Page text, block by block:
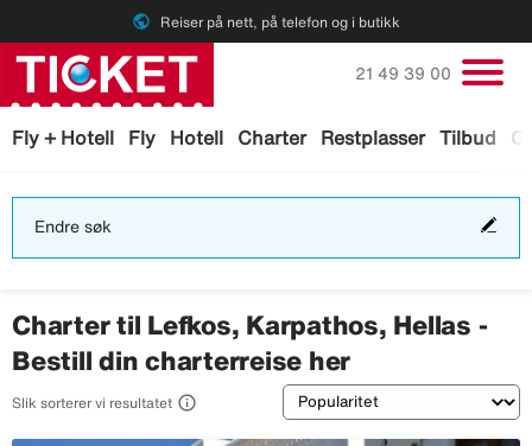
public Reiser på nett, på telefon og i butikk
Fly + Hotell Fly Hotell Charter Restplasser Tilbud
Ring oss på
21 49 39 00
Endre søk
Charter til Lefkos, Karpathos, Hellas -
Bestill din charterreise her
Slik sorterer vi resultatet  Sortering